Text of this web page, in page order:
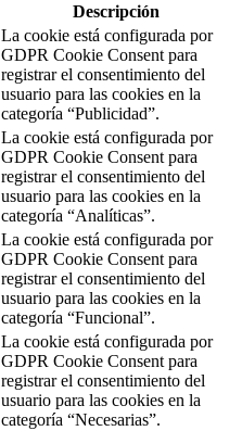
Descripción
La cookie está configurada por
GDPR Cookie Consent para
registrar el consentimiento del
usuario para las cookies en la
categoría “Publicidad”.
La cookie está configurada por
GDPR Cookie Consent para
registrar el consentimiento del
usuario para las cookies en la
categoría “Analíticas”.
La cookie está configurada por
GDPR Cookie Consent para
registrar el consentimiento del
usuario para las cookies en la
categoría “Funcional”.
La cookie está configurada por
GDPR Cookie Consent para
registrar el consentimiento del
usuario para las cookies en la
categoría “Necesarias”.